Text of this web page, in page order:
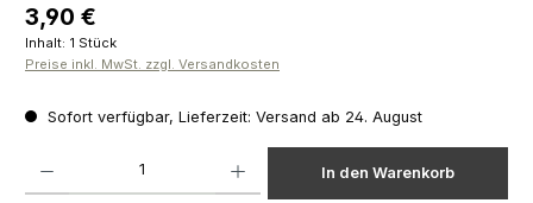
Regulärer Preis:
3,90 €
Inhalt: 1 Stück
Preise inkl. MwSt. zzgl. Versandkosten
Sofort verfügbar, Lieferzeit: Versand ab 24. August
In den Warenkorb